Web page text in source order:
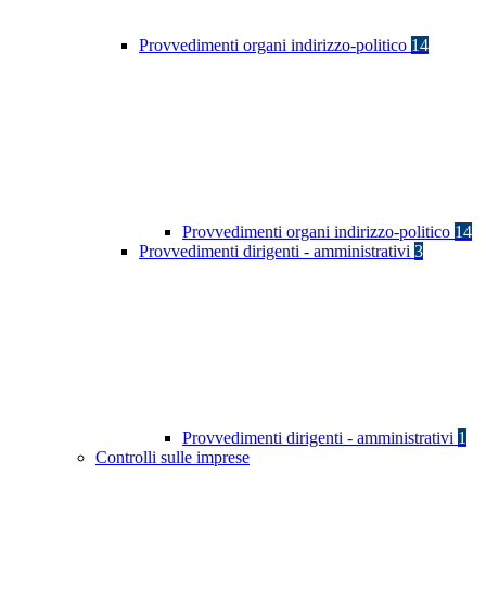
Provvedimenti organi indirizzo-politico 14
Provvedimenti organi indirizzo-politico 14
Provvedimenti dirigenti - amministrativi 3
Provvedimenti dirigenti - amministrativi 1
Controlli sulle imprese